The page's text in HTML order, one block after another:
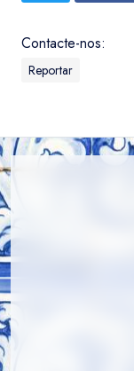
Contacte-nos:
Reportar